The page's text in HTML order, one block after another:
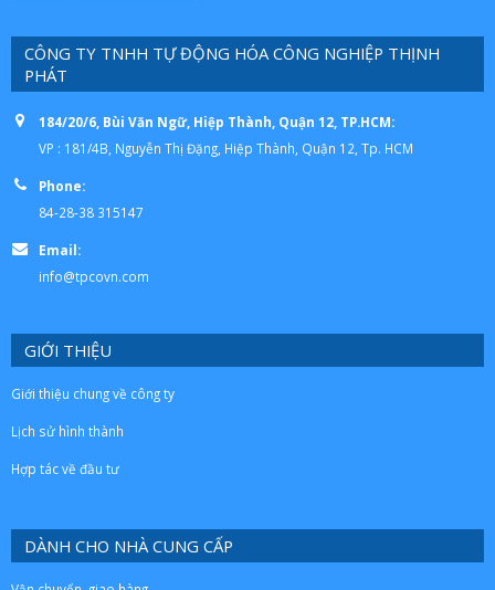
CÔNG TY TNHH TỰ ĐỘNG HÓA CÔNG NGHIỆP THỊNH
PHÁT
184/20/6, Bùi Văn Ngữ, Hiệp Thành, Quận 12, TP.HCM:
VP : 181/4B, Nguyễn Thị Đặng, Hiệp Thành, Quận 12, Tp. HCM
Phone:
84-28-38 315147
Email:
info@tpcovn.com
GIỚI THIỆU
Giới thiệu chung về công ty
Lịch sử hình thành
Hợp tác về đầu tư
DÀNH CHO NHÀ CUNG CẤP